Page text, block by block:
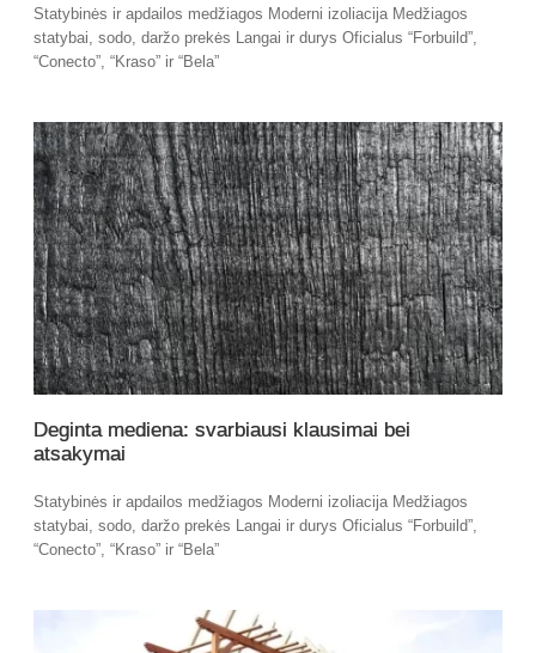
Statybinės ir apdailos medžiagos Moderni izoliacija Medžiagos
statybai, sodo, daržo prekės Langai ir durys Oficialus “Forbuild”,
“Conecto”, “Kraso” ir “Bela”
Deginta mediena: svarbiausi klausimai bei
atsakymai
Statybinės ir apdailos medžiagos Moderni izoliacija Medžiagos
statybai, sodo, daržo prekės Langai ir durys Oficialus “Forbuild”,
“Conecto”, “Kraso” ir “Bela”